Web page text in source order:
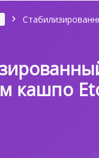
кашпо